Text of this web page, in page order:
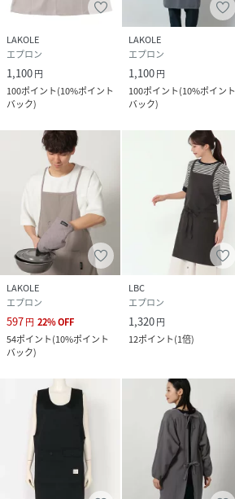
LAKOLE
エプロン
1,100円
100ポイント(10%ポイント
バック)
LAKOLE
エプロン
1,100円
100ポイント(10%ポイント
バック)
LAKOLE
エプロン
597円 22%OFF
54ポイント(10%ポイント
バック)
LBC
エプロン
1,320円
12ポイント(1倍)